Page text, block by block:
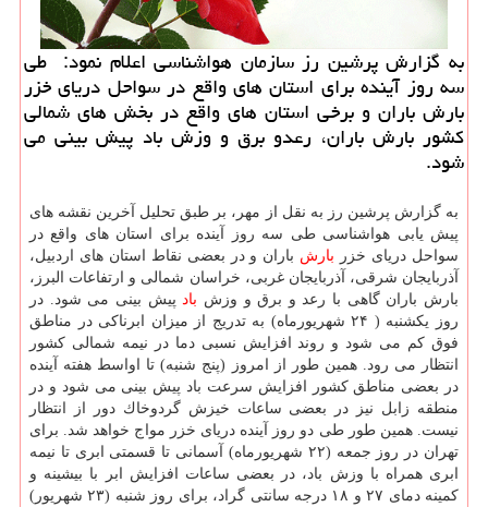
به گزارش پرشین رز سازمان هواشناسی اعلام نمود: طی
سه روز آینده برای استان های واقع در سواحل دریای خزر
بارش باران و برخی استان های واقع در بخش های شمالی
كشور بارش باران، رعدو برق و وزش باد پیش بینی می
شود.
به گزارش پرشین رز به نقل از مهر، بر طبق تحلیل آخرین نقشه های
پیش یابی هواشناسی طی سه روز آینده برای استان های واقع در
سواحل دریای خزر بارش باران و در بعضی نقاط استان های اردبیل،
آذربایجان شرقی، آذربایجان غربی، خراسان شمالی و ارتفاعات البرز،
بارش باران گاهی با رعد و برق و وزش باد پیش بینی می شود. در
روز یكشنبه ( ۲۴ شهریورماه) به تدریج از میزان ابرناكی در مناطق
فوق كم می شود و روند افزایش نسبی دما در نیمه شمالی كشور
انتظار می رود. همین طور از امروز (پنج شنبه) تا اواسط هفته آینده
در بعضی مناطق كشور افزایش سرعت باد پیش بینی می شود و در
منطقه زابل نیز در بعضی ساعات خیزش گردوخاك دور از انتظار
نیست. همین طور طی دو روز آینده دریای خزر مواج خواهد شد. برای
تهران در روز جمعه (۲۲ شهریورماه) آسمانی تا قسمتی ابری تا نیمه
ابری همراه با وزش باد، در بعضی ساعات افزایش ابر با بیشینه و
كمینه دمای ۲۷ و ۱۸ درجه سانتی گراد، برای روز شنبه (۲۳ شهریور)